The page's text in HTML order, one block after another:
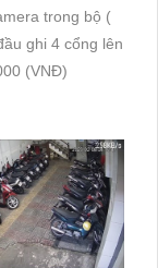
trong bộ (
ghi 4 cổng lên
(VNĐ)